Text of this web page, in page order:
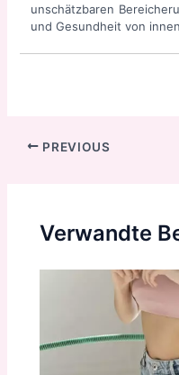
unschätzbaren
und Gesundheit von
Post
PREVIOUS
Verwandte